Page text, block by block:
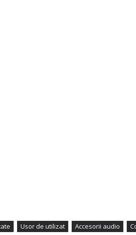
Usor de utilizat Accesorii audio